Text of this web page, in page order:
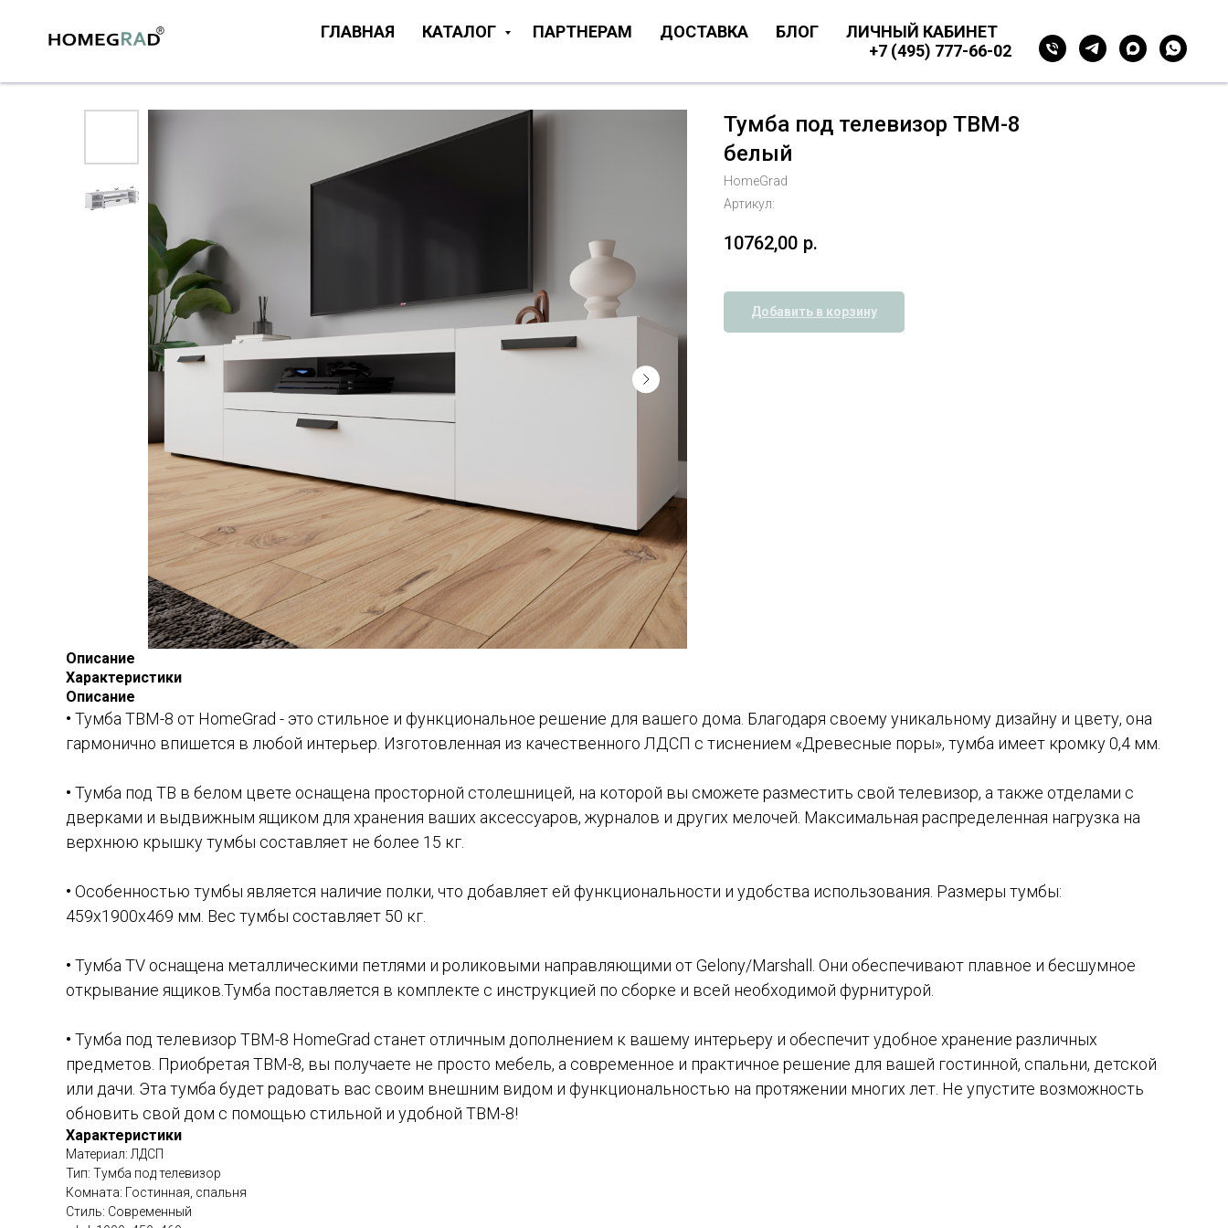
ГЛАВНАЯ КАТАЛОГ ПАРТНЕРАМ ДОСТАВКА БЛОГ
ЛИЧНЫЙ КАБИНЕТ
+7 (495) 777-66-02
Тумба под телевизор ТВМ-8
белый
HomeGrad
Артикул:
10762,00 р.
Добавить в корзину
Описание
Характеристики
Описание
• Тумба ТВМ-8 от HomeGrad - это стильное и функциональное решение для вашего дома. Благодаря своему уникальному дизайну и цвету, она
гармонично впишется в любой интерьер. Изготовленная из качественного ЛДСП с тиснением «Древесные поры», тумба имеет кромку 0,4 мм.
• Тумба под ТВ в белом цвете оснащена просторной столешницей, на которой вы сможете разместить свой телевизор, а также отделами с
дверками и выдвижным ящиком для хранения ваших аксессуаров, журналов и других мелочей. Максимальная распределенная нагрузка на
верхнюю крышку тумбы составляет не более 15 кг.
• Особенностью тумбы является наличие полки, что добавляет ей функциональности и удобства использования. Размеры тумбы:
459х1900х469 мм. Вес тумбы составляет 50 кг.
• Тумба TV оснащена металлическими петлями и роликовыми направляющими от Gelony/Marshall. Они обеспечивают плавное и бесшумное
открывание ящиков.Тумба поставляется в комплекте с инструкцией по сборке и всей необходимой фурнитурой.
• Тумба под телевизор ТВМ-8 HomeGrad станет отличным дополнением к вашему интерьеру и обеспечит удобное хранение различных
предметов. Приобретая ТВМ-8, вы получаете не просто мебель, а современное и практичное решение для вашей гостинной, спальни, детской
или дачи. Эта тумба будет радовать вас своим внешним видом и функциональностью на протяжении многих лет. Не упустите возможность
обновить свой дом с помощью стильной и удобной ТВМ-8!
Характеристики
Материал: ЛДСП
Тип: Тумба под телевизор
Комната: Гостинная, спальня
Стиль: Современный